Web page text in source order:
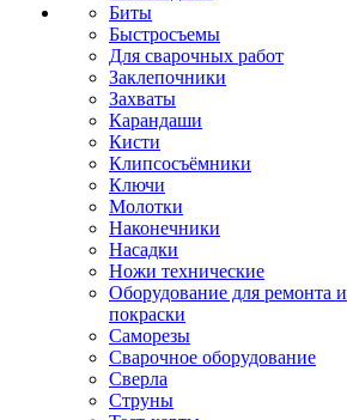
Биты
Быстросъемы
Для сварочных работ
Заклепочники
Захваты
Карандаши
Кисти
Клипсосъёмники
Ключи
Молотки
Наконечники
Насадки
Ножи технические
Оборудование для ремонта и
покраски
Саморезы
Сварочное оборудование
Сверла
Струны